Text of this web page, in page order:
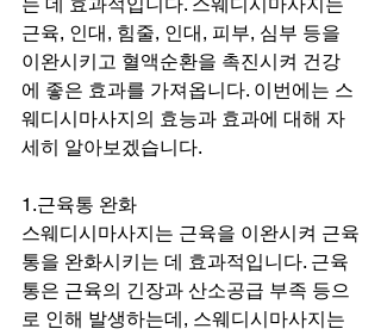
근육, 인대, 힘줄, 인대, 피부, 심부 등을
이완시키고 혈액순환을 촉진시켜 건강
에 좋은 효과를 가져옵니다. 이번에는 스
웨디시마사지의 효능과 효과에 대해 자
세히 알아보겠습니다.
1.근육통 완화
스웨디시마사지는 근육을 이완시켜 근육
통을 완화시키는 데 효과적입니다. 근육
통은 근육의 긴장과 산소공급 부족 등으
로 인해 발생하는데, 스웨디시마사지는